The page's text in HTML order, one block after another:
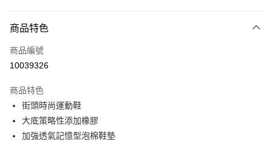
信用卡一次付款
超商取貨付款
運送方式
全家取貨付款
每筆NT$60，滿NT$1,000(含以上)免運費
商品特色
商品編號
10039326
商品特色
街頭時尚運動鞋
大底策略性添加橡膠
加強透氣記憶型泡棉鞋墊